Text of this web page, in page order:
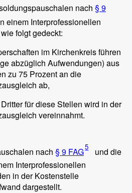
nach § 9
einem Interprofessionellen
folgt gedeckt:
im Kirchenkreis führen
abzüglich Aufwendungen) aus
zu 75 Prozent an die
ab,
für diese Stellen wird in der
vereinnahmt.
nach § 9 FAG5
und die
Interprofessionellen
in der Kostenstelle
dargestellt.